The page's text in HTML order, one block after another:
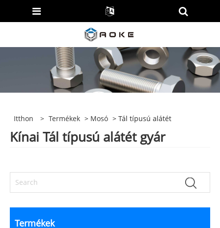
Itthon > Termékek > Mosó > Tál típusú alátét
Kínai Tál típusú alátét gyár
Termékek